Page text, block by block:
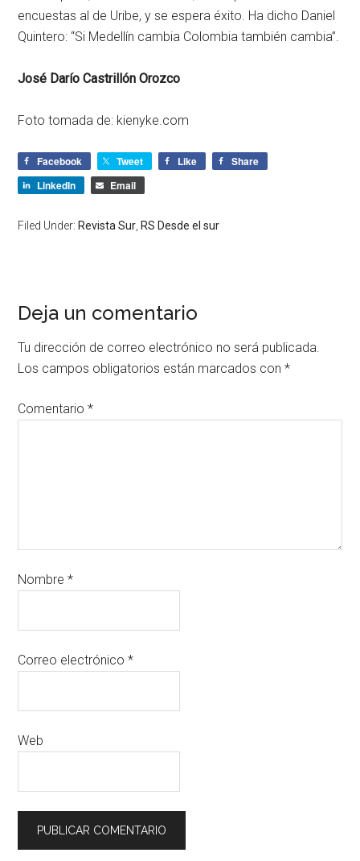
encuestas al de Uribe, y se espera éxito. Ha dicho Daniel
Quintero: “Si Medellín cambia Colombia también cambia”.
José Darío Castrillón Orozco
Foto tomada de: kienyke.com
Facebook Tweet Like
Share
LinkedIn
Email
Filed Under: Revista Sur, RS Desde el sur
Deja un comentario
Tu dirección de correo electrónico no será publicada.
Los campos obligatorios están marcados con*
Comentario*
Nombre*
Correo electrónico*
Web